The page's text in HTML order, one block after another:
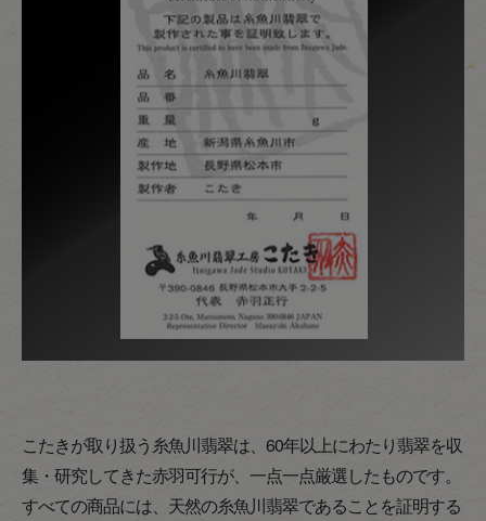
こたきが取り扱う糸魚川翡翠は、60年以上にわたり翡翠を収
集・研究してきた赤羽可行が、一点一点厳選したものです。
すべての商品には、天然の糸魚川翡翠であることを証明する